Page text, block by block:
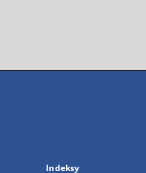
Indeksy